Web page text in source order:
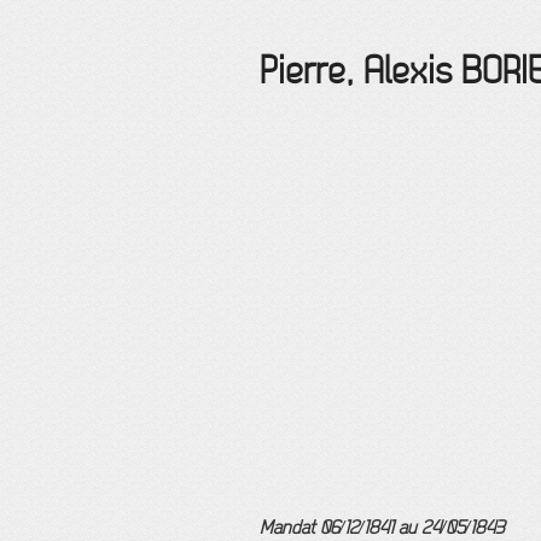
Pierre, Alexis
Mandat 06/12/1841 au 24/05/1843